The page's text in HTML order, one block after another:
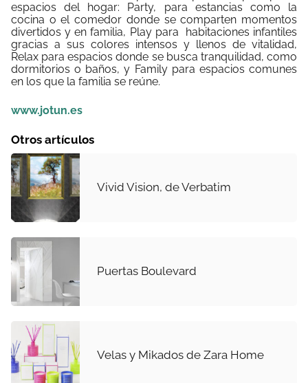
espacios del hogar: Party, para estancias como la
cocina o el comedor donde se comparten momentos
divertidos y en familia, Play para
habitaciones infantiles
gracias a sus colores intensos y llenos de vitalidad,
Relax para espacios donde se busca tranquilidad, como
dormitorios o baños, y Family para espacios comunes
en los que la familia se reúne.
www.jotun.es
Otros artículos
Vivid Vision, de Verbatim
Puertas Boulevard
Velas y Mikados de Zara Home